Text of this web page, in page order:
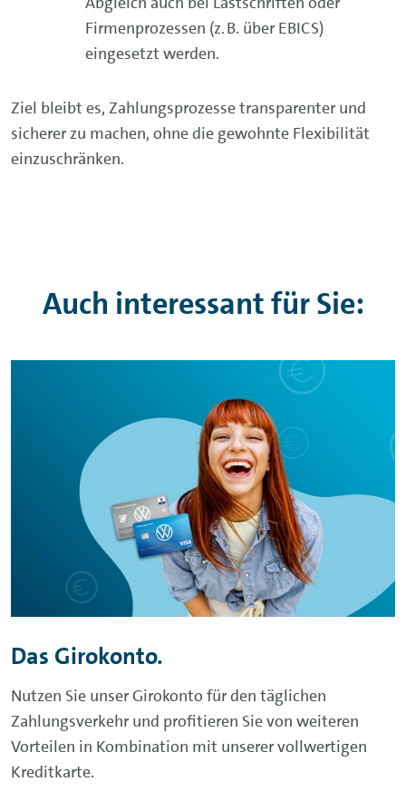
Firmenprozessen (z. B. über EBICS)
eingesetzt werden.
Ziel bleibt es, Zahlungsprozesse transparenter und
sicherer zu machen, ohne die gewohnte Flexibilität
einzuschränken.
Auch interessant für Sie:
Das Girokonto.
Nutzen Sie unser Girokonto für den täglichen
Zahlungsverkehr und profitieren Sie von weiteren
Vorteilen in Kombination mit unserer vollwertigen
Kreditkarte.